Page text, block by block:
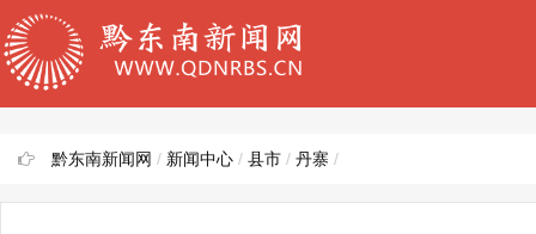
黔东南新闻网 / 新闻中心 / 县市 / 丹寨 /